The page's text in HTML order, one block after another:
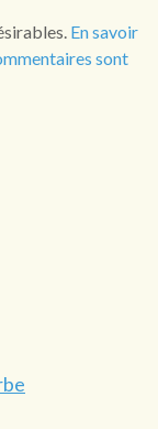
En savoir
sont